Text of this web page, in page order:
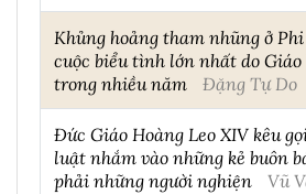
Khủng hoảng tham nhũng ở
cuộc biểu tình lớn nhất do
trong nhiều năm
Đặng Tự Do
Đức Giáo Hoàng Leo XIV kêu
luật nhắm vào những kẻ buôn
phải những người nghiện
Vũ